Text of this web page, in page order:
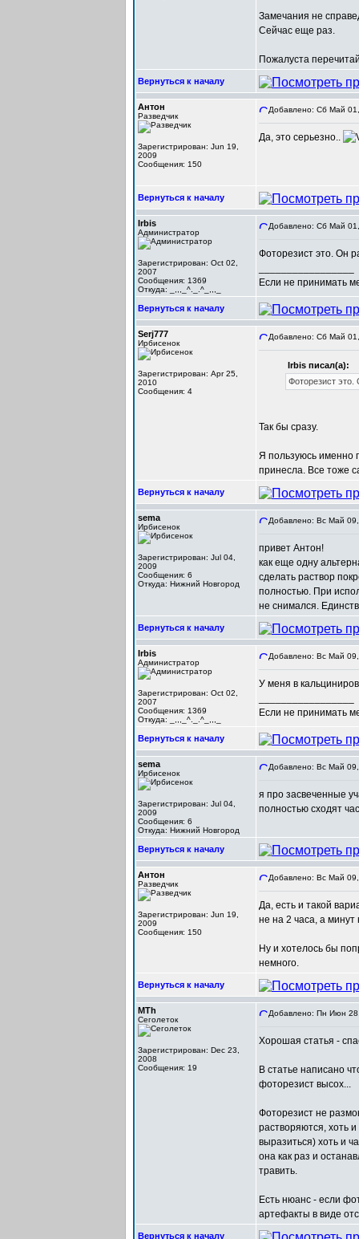
Замечания не
Сейчас еще раз.
Пожалуста
Вернуться к началу
Антон
Разведчик
Зарегистрирован: Jun 19,
2009
Сообщения: 150
Добавлено: Сб Май
Да, это серьезно..
Вернуться к началу
Irbis
Администратор
Зарегистрирован: Oct 02,
2007
Сообщения: 1369
Откуда: _,,,_^._.^_,,,_
Добавлено: Сб Май
Фоторезист это. Он
Если не принимать
Вернуться к началу
Serj777
Ирбисенок
Зарегистрирован: Apr 25,
2010
Сообщения: 4
Добавлено: Сб Май
Irbis писал(а):
Фоторезист
Так бы сразу.
Я пользуюсь именно
принесла. Все тоже
Вернуться к началу
sema
Ирбисенок
Зарегистрирован: Jul 04,
2009
Сообщения: 6
Откуда: Нижний Новгород
Добавлено: Вс Май
привет Антон!
как еще одну
сделать раствор
полностью. При
не снимался.
Вернуться к началу
Irbis
Администратор
Зарегистрирован: Oct 02,
2007
Сообщения: 1369
Откуда: _,,,_^._.^_,,,_
Добавлено: Вс Май
У меня в
Если не принимать
Вернуться к началу
sema
Ирбисенок
Зарегистрирован: Jul 04,
2009
Сообщения: 6
Откуда: Нижний Новгород
Добавлено: Вс Май
я про засвеченные
полностью сходят
Вернуться к началу
Антон
Разведчик
Зарегистрирован: Jun 19,
2009
Сообщения: 150
Добавлено: Вс Май
Да, есть и такой
не на 2 часа, а минут
Ну и хотелось бы
немного.
Вернуться к началу
MTh
Сеголеток
Зарегистрирован: Dec 23,
2008
Сообщения: 19
Добавлено: Пн Июн
Хорошая статья -
В статье написано
фоторезист высох...
Фоторезист не
растворяются, хоть
выразиться) хоть и
она как раз и
травить.
Есть нюанс - если
артефакты в виде
Вернуться к началу